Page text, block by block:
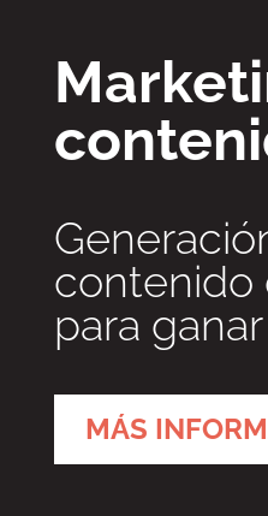
contenido
para
MÁS